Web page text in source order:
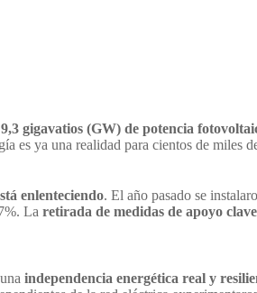
gigavatios (GW) de potencia
ya una realidad para cientos de miles
enlenteciendo. El año pasado se
La retirada de medidas de apoyo clave
independencia energética real y